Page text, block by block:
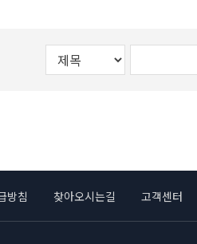
방침 찾아오시는길 고객센터